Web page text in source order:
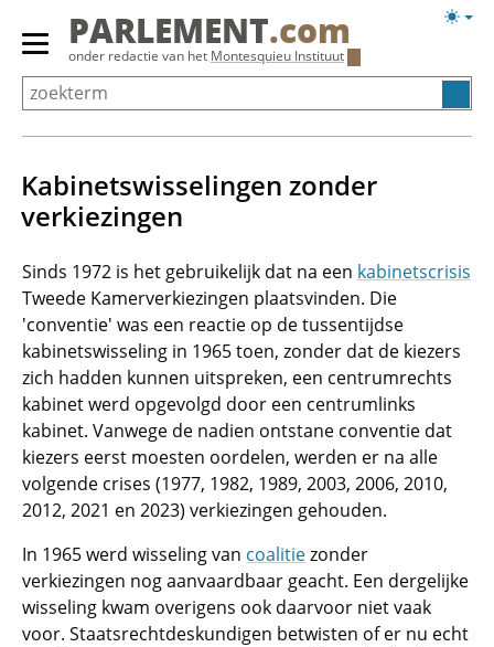
Overslaan
Primair
menu
tonen/verbergen
PARLEMENT.com
onder redactie van het Montesquieu Instituut
Kabinetswisselingen zonder
verkiezingen
Sinds 1972 is het gebruikelijk dat na een kabinetscrisis
Tweede Kamerverkiezingen plaatsvinden. Die
'conventie' was een reactie op de tussentijdse
kabinetswisseling in 1965 toen, zonder dat de kiezers
zich hadden kunnen uitspreken, een centrumrechts
kabinet werd opgevolgd door een centrumlinks
kabinet. Vanwege de nadien ontstane conventie dat
kiezers eerst moesten oordelen, werden er na alle
volgende crises (1977, 1982, 1989, 2003, 2006, 2010,
2012, 2021 en 2023) verkiezingen gehouden.
In 1965 werd wisseling van coalitiezonder
verkiezingen nog aanvaardbaar geacht. Een dergelijke
wisseling kwam overigens ook daarvoor niet vaak
voor. Staatsrechtdeskundigen betwisten of er nu echt